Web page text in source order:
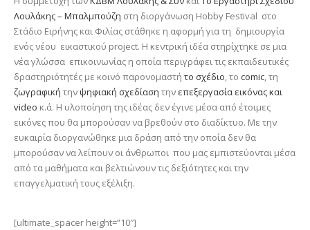
Λουλάκης – Μπαλμπούζη στη διοργάνωση Hobby Festival στο
Στάδιο Ειρήνης και Φιλίας στάθηκε η αφορμή για τη δημιουργία
ενός νέου εικαστικού project. Η κεντρική ιδέα στηρίχτηκε σε μια
νέα γλώσσα επικοινωνίας η οποία περιγράφει τις εκπαιδευτικές
δραστηριότητές με κοινό παρονομαστή το σχέδιο, το comic, τη
ζωγραφική τηνψηφιακή σχεδίαση την επεξεργασία εικόνας και
video κ.ά. Η υλοποίηση της ιδέας δεν έγινε μέσα από έτοιμες
εικόνες που θα μπορούσαν να βρεθούν στο διαδίκτυο. Με την
ευκαιρία διοργανώθηκε μια δράση από την οποία δεν θα
μπορούσαν να λείπουν οι άνθρωποι που μας εμπιστεύονται μέσα
από τα μαθήματα και βελτιώνουν τις δεξιότητες και την
επαγγελματική τους εξέλιξη.
[ultimate_spacer height=”10″]